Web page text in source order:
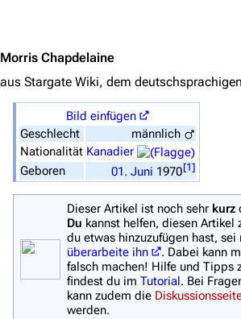
Stargate Infinity
Filme
Das Stargate-Universum
Themenportal
Personen
Völker
Orte
Objekte
Morris Chapdelaine
aus Stargate Wiki, dem
Bild einfügen
Geschlecht
männlich
Nationalität Kanadier
Geboren
01. Juni 1970[1]
Dieser Artikel ist noch sehr kurz
Du kannst helfen, diesen Artikel
du etwas hinzuzufügen hast, sei
überarbeite ihn
. Dabei kann
falsch machen! Hilfe und Tipps
findest du im Tutorial. Bei
kann zudem die
werden.